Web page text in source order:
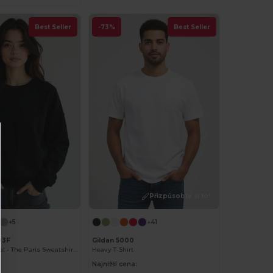
Best Seller
+5
Radsow Apparel - The Paris Sweatshirt Women
-73% Best Seller
Přizpůsobte si to!
+41
Gildan 5000
Heavy T-Shirt
Najnižší cena: